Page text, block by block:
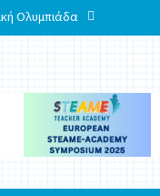
Ολυμπιάδα